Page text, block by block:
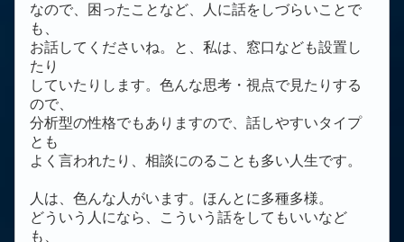
なので、困ったことなど、人に話をしづらいことで
も、
お話してくださいね。と、私は、窓口なども設置し
たり
していたりします。色んな思考・視点で見たりする
ので、
分析型の性格でもありますので、話しやすいタイプ
とも
よく言われたり、相談にのることも多い人生です。
人は、色んな人がいます。ほんとに多種多様。
どういう人になら、こういう話をしてもいいなど
も、